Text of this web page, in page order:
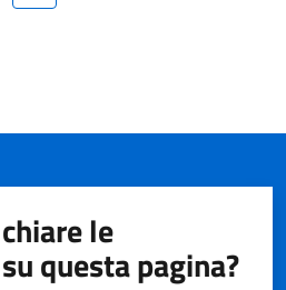
le
questa pagina?